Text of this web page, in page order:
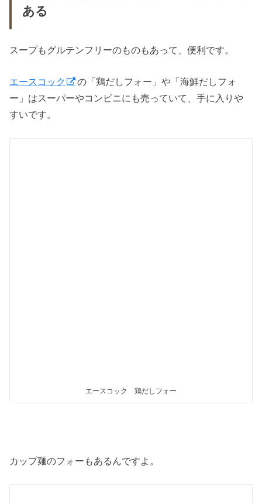
ある
スープもグルテンフリーのものもあって、便利です。
エースコック
の「鶏だしフォー」や「海鮮だしフォ
ー」はスーパーやコンビニにも売っていて、手に入りや
すいです。
エースコック 鶏だしフォー
カップ麺のフォーもあるんですよ。